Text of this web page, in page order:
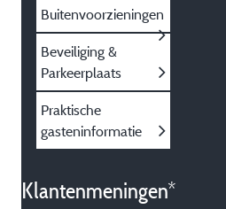
Buitenvoorzieningen
Beveiliging &
Parkeerplaats
Praktische
gasteninformatie
Klantenmeningen*